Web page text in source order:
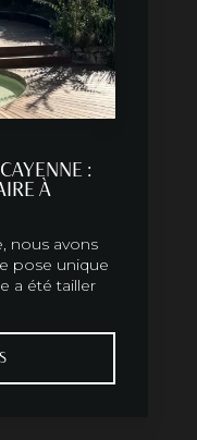
:
À
nous avons
pose unique
a été tailler